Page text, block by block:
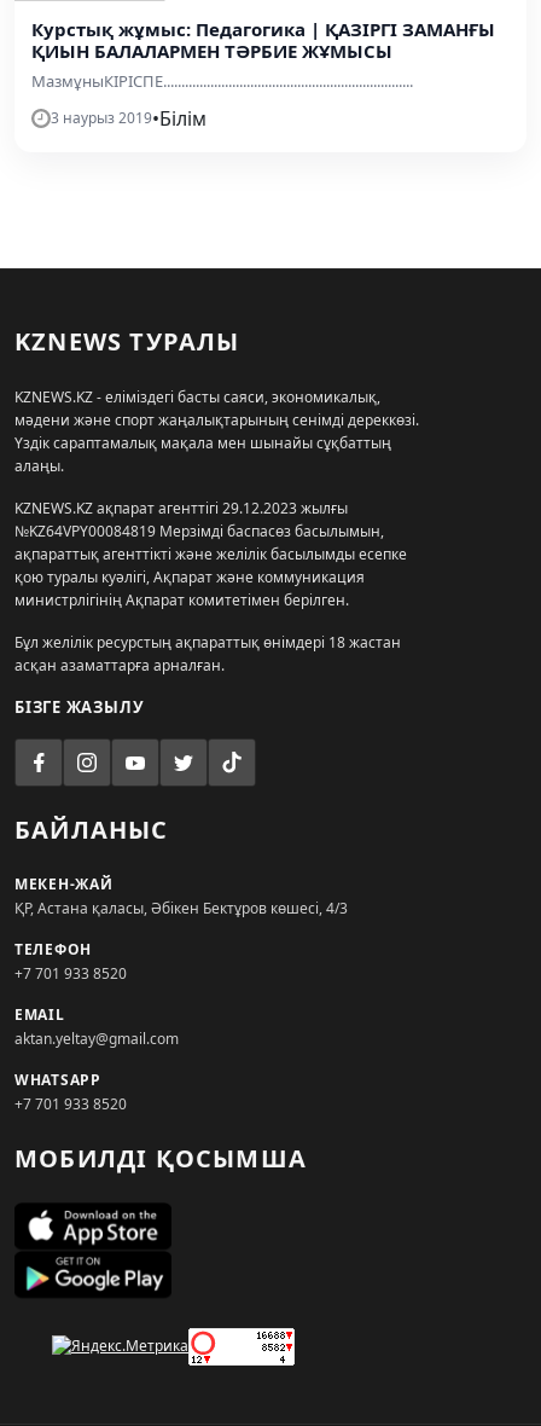
Курстық жұмыс: Педагогика | ҚАЗІРГІ ЗАМАНҒЫ
ҚИЫН БАЛАЛАРМЕН ТӘРБИЕ ЖҰМЫСЫ
МазмұныКІРІСПЕ.....................................................................
3 наурыз 2019•Білім
KZNEWS ТУРАЛЫ
KZNEWS.KZ - еліміздегі басты саяси, экономикалық,
мәдени және спорт жаңалықтарының сенімді дереккөзі.
Үздік сараптамалық мақала мен шынайы сұқбаттың
алаңы.
KZNEWS.KZ ақпарат агенттігі 29.12.2023 жылғы
№KZ64VPY00084819 Мерзімді баспасөз басылымын,
ақпараттық агенттікті және желілік басылымды есепке
қою туралы куәлігі, Ақпарат және коммуникация
министрлігінің Ақпарат комитетімен берілген.
Бұл желілік ресурстың ақпараттық өнімдері 18 жастан
асқан азаматтарға арналған.
БІЗГЕ ЖАЗЫЛУ
БАЙЛАНЫС
МЕКЕН-ЖАЙ
ҚР, Астана қаласы, Әбікен Бектұров көшесі, 4/3
ТЕЛЕФОН
+7 701 933 8520
EMAIL
aktan.yeltay@gmail.com
WHATSAPP
+7 701 933 8520
МОБИЛДІ ҚОСЫМША